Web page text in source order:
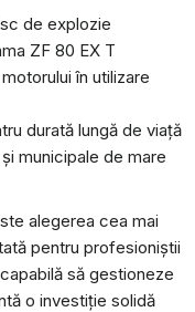
de explozie
ZF 80 EX T
în utilizare
durată lungă de viață
municipale de mare
alegerea cea mai
pentru profesioniștii
să gestioneze
o investiție solidă